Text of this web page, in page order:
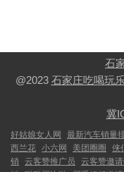
石
@2023 石家庄吃喝玩
冀
好姑娘女人网 最新汽车销量
西兰花 小六网 美团圈圈 侠
销
云客赞推广员 云客赞邀